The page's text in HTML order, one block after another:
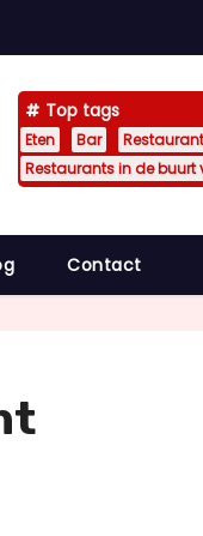
Top tags
Eten Bar
Restaurants in de buurt
Contact